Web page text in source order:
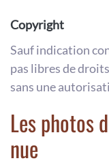
Copyright
Sauf indication
pas libres de
sans une
Les photos
nue